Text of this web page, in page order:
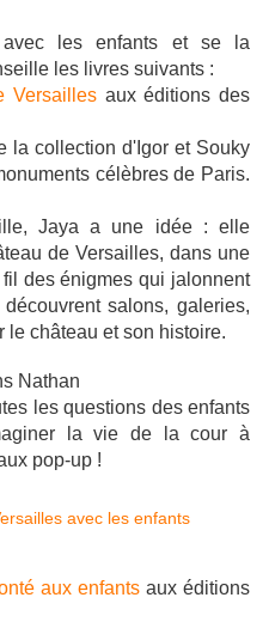
avec les enfants et se la
les livres suivants :
Versailles aux éditions des
la collection d'Igor et Souky
célèbres de Paris.
Jaya a une idée : elle
de Versailles, dans une
des énigmes qui jalonnent
salons, galeries,
le château et son histoire.
Nathan
les questions des enfants
la vie de la cour à
pop-up !
aux enfants aux éditions